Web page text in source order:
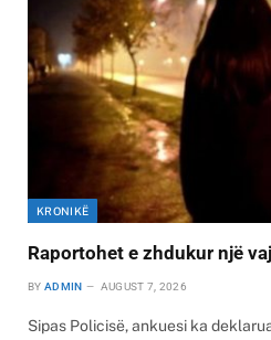
KRONIKË
Raportohet e zhdukur një
BY ADMIN AUGUST 7, 2026
Sipas Policisë, ankuesi ka